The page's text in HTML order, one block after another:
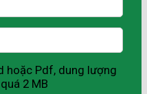
hoặc Pdf, dung lượng
2 MB